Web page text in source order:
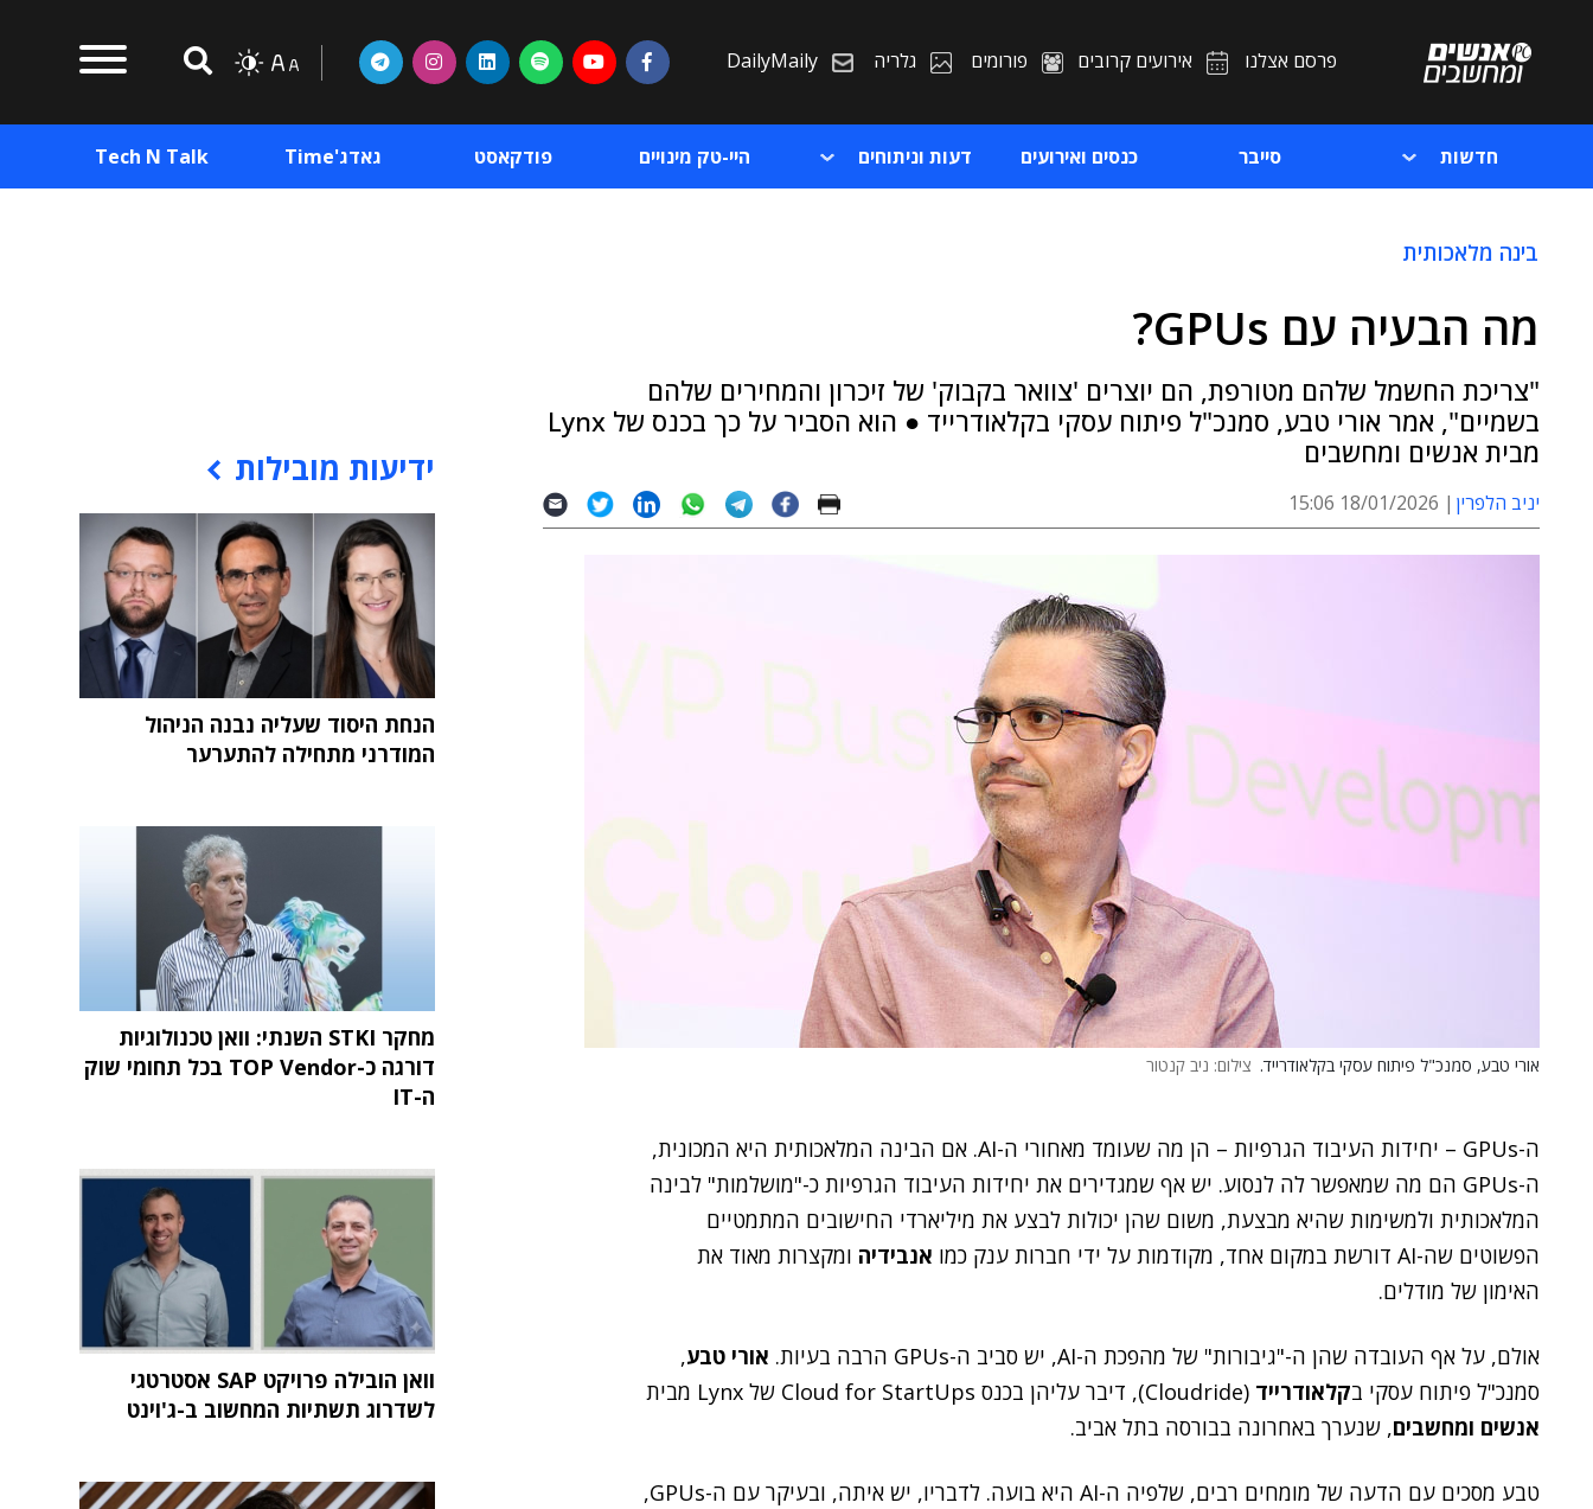
פרסם אצלנו אירועים קרובים פורומים גלריה DailyMaily
חדשות סייבר כנסים ואירועים דעות וניתוחים היי-טק מינויים פודקאסט גאדג'Time Tech N Talk
בינה מלאכותית
מה הבעיה עם GPUs?
"צריכת החשמל שלהם מטורפת, הם יוצרים 'צוואר בקבוק' של זיכרון והמחירים שלהם
בשמיים", אמר אורי טבע, סמנכ"ל פיתוח עסקי בקלאודרייד ● הוא הסביר על כך בכנס של Lynx
מבית אנשים ומחשבים
יניב הלפרין 18/01/2026 15:06
אורי טבע, סמנכ"ל פיתוח עסקי בקלאודרייד. צילום: ניב קנטור
ה-GPUs – יחידות העיבוד הגרפיות – הן מה שעומד מאחורי ה-AI. אם הבינה המלאכותית היא המכונית,
ה-GPUs הם מה שמאפשר לה לנסוע. יש אף שמגדירים את יחידות העיבוד הגרפיות כ-"מושלמות" לבינה
המלאכותית ולמשימות שהיא מבצעת, משום שהן יכולות לבצע את מיליארדי החישובים המתמטיים
הפשוטים שה-AI דורשת במקום אחד, מקודמות על ידי חברות ענק כמו
אנבידיה ומקצרות מאוד את
האימון של מודלים.
אולם, על אף העובדה שהן ה-"גיבורות" של מהפכת ה-AI, יש סביב ה-GPUs הרבה בעיות. אורי טבע,
סמנכ"ל פיתוח עסקי בקלאודרייד (Cloudride), דיבר עליהן בכנס Cloud for StartUps של Lynx מבית
אנשים ומחשבים, שנערך באחרונה בבורסה בתל אביב.
טבע מסכים עם הדעה של מומחים רבים, שלפיה ה-AI היא בועה. לדבריו, יש איתה, ובעיקר עם ה-GPUs,
ידיעות מובילות
הנחת היסוד שעליה נבנה הניהול
המודרני מתחילה להתערער
מחקר STKI השנתי: וואן טכנולוגיות
דורגה כ-TOP Vendor בכל תחומי שוק
ה-IT
וואן הובילה פרויקט SAP אסטרטגי
לשדרוג תשתיות המחשוב ב-ג'וינט